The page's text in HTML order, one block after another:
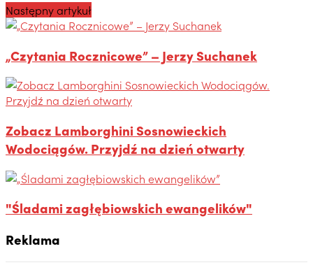
Następny artykuł
„Czytania Rocznicowe” – Jerzy Suchanek
Zobacz Lamborghini Sosnowieckich
Wodociągów. Przyjdź na dzień otwarty
"Śladami zagłębiowskich ewangelików"
Reklama